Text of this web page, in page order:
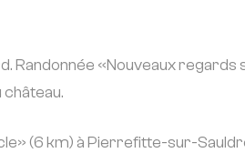
Randonnée «Nouveaux
château.
(6 km) à Pierrefitte-sur-